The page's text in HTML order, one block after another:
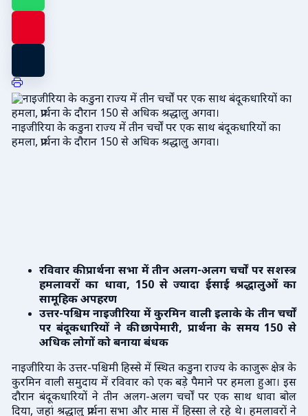
नाइजीरिया के कडुना राज्य में तीन चर्चों पर एक साथ बंदूकधारियों का
हमला, प्रार्थना के दौरान 150 से अधिक श्रद्धालु अगवा।
रविवार की प्रार्थना सभा में तीन अलग-अलग चर्चों पर सशस्त्र
हमलावरों का धावा, 150 से ज्यादा ईसाई श्रद्धालुओं का
सामूहिक अपहरण
उत्तर-पश्चिम नाइजीरिया में कुरमिन वाली इलाके के तीन चर्चों
पर बंदूकधारियों ने की छापेमारी, प्रार्थना के समय 150 से
अधिक लोगों को बनाया बंधक
नाइजीरिया के उत्तर-पश्चिमी हिस्से में स्थित कडुना राज्य के काजुरू क्षेत्र के
कुरमिन वाली समुदाय में रविवार को एक बड़े पैमाने पर हमला हुआ। इस
दौरान बंदूकधारियों ने तीन अलग-अलग चर्चों पर एक साथ धावा बोल
दिया, जहां श्रद्धालु प्रार्थना सभा और मास में हिस्सा ले रहे थे। हमलावरों ने